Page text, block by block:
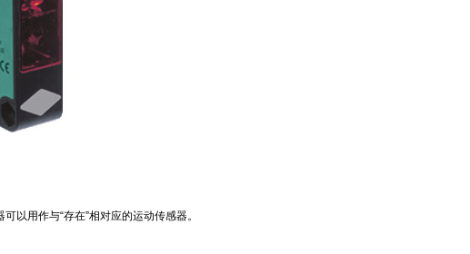
以用作与“存在”相对应的运动传感器。